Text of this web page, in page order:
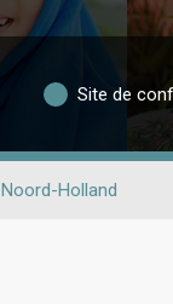
Site de
Noord-Holland